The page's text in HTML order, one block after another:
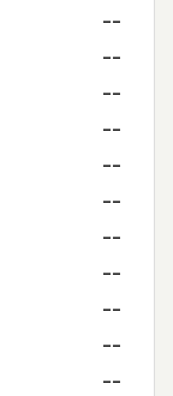
--
--
--
--
--
--
--
--
--
--
--